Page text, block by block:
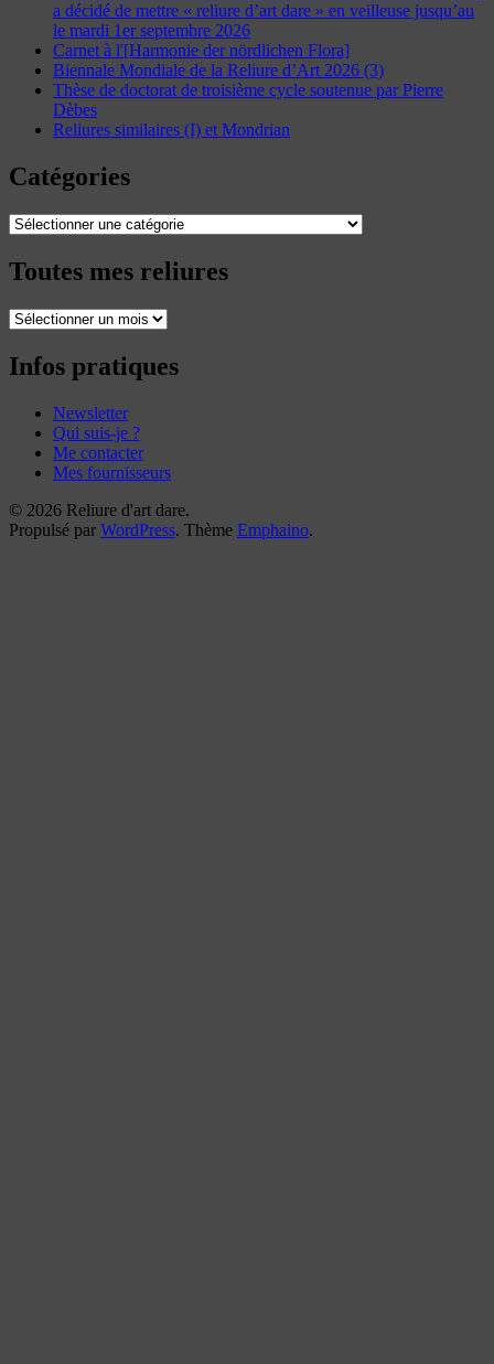
a décidé de mettre « reliure d’art dare » en veilleuse jusqu’au
le mardi 1er septembre 2026
Carnet à l'[Harmonie der nördlichen Flora]
Biennale Mondiale de la Reliure d’Art 2026 (3)
Thèse de doctorat de troisième cycle soutenue par Pierre
Dèbes
Reliures similaires (I) et Mondrian
Catégories
Catégories
Toutes mes reliures
Toutes
reliures
Infos pratiques
Newsletter
Qui suis-je ?
Me contacter
Mes fournisseurs
© 2026 Reliure d'art dare.
Propulsé par WordPress. Thème Emphaino.